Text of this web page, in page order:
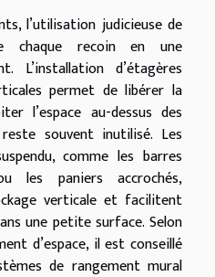
l’utilisation judicieuse de
chaque recoin en une
L’installation d’étagères
permet de libérer la
l’espace au-dessus des
souvent inutilisé. Les
comme les barres
les paniers accrochés,
verticale et facilitent
une petite surface. Selon
d’espace, il est conseillé
de rangement mural